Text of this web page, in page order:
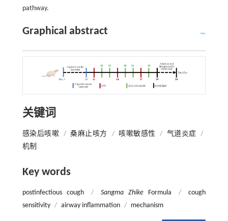
pathway.
Graphical abstract
关键词
感染后咳嗽 / 桑麻止咳方 / 咳嗽敏感性 / 气道炎症
/
机制
Key words
postinfectious cough / Sangma Zhike Formula /
cough
sensitivity / airway inflammation / mechanism